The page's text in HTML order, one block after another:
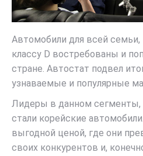
Автомобили для всей семьи,
классу D востребованы и
стране. Автостат подвел
узнаваемые и популярные
Лидеры в данном сегменты,
стали корейские
выгодной ценой, где они
своих конкурентов и,